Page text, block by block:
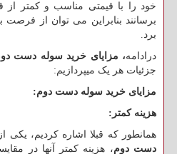
خود را با قیمتی مناسب و کمتر
برسانند بنابراین می توان از فرصت
برد.
درادامه، مزایای خرید سوله دست
جزئیات هر یک میپردازیم:
مزایای خرید سوله دست دوم:
هزینه کمتر :
همانطور که قبلا اشاره کردیم، یکی
دست دوم، هزینه کمتر آنها در